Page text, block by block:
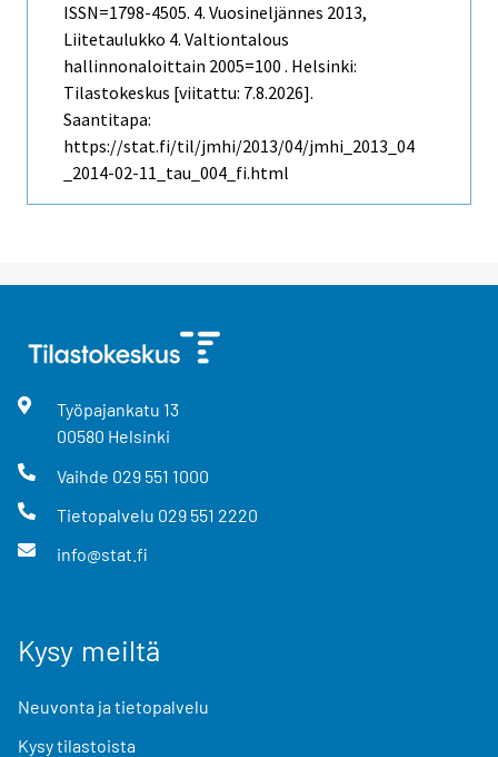
ISSN=1798-4505. 4. Vuosineljännes 2013,
Liitetaulukko 4. Valtiontalous
hallinnonaloittain 2005=100 . Helsinki:
Tilastokeskus [viitattu: 7.8.2026].
Saantitapa:
https://stat.fi/til/jmhi/2013/04/jmhi_2013_04
_2014-02-11_tau_004_fi.html
Työpajankatu 13
00580 Helsinki
Vaihde 029 551 1000
Tietopalvelu 029 551 2220
info@stat.fi
Kysy meiltä
Neuvonta ja tietopalvelu
Kysy tilastoista